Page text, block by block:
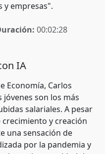
y empresas".
00:02:28
IA
Economía, Carlos
jóvenes son los más
salariales. A pesar
y creación
una sensación de
por la pandemia y